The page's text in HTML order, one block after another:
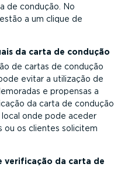
de condução. No
a um clique de
da carta de condução
de cartas de condução
evitar a utilização de
e propensas a
da carta de condução
onde pode aceder
ou os clientes solicitem
verificação da carta de